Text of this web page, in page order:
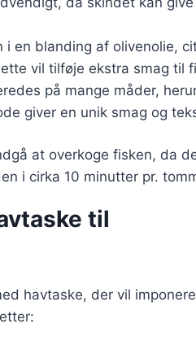
i en blanding af olivenolie,
vil tilføje ekstra smag til
på mange måder,
giver en unik smag og
at overkoge fisken, da
i cirka 10 minutter pr.
til
havtaske, der vil